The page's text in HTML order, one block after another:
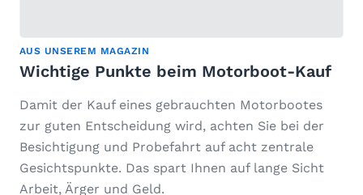
AUS UNSEREM MAGAZIN
Wichtige Punkte beim Motorboot-Kauf
Damit der Kauf eines gebrauchten Motorbootes
zur guten Entscheidung wird, achten Sie bei der
Besichtigung und Probefahrt auf acht zentrale
Gesichtspunkte. Das spart Ihnen auf lange Sicht
Arbeit, Ärger und Geld.